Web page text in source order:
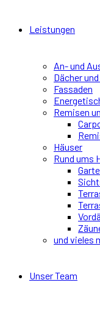
Leistungen
An- und
Dächer
Fassaden
Remisen
Häuser
Rund ums
und vieles
Unser Team